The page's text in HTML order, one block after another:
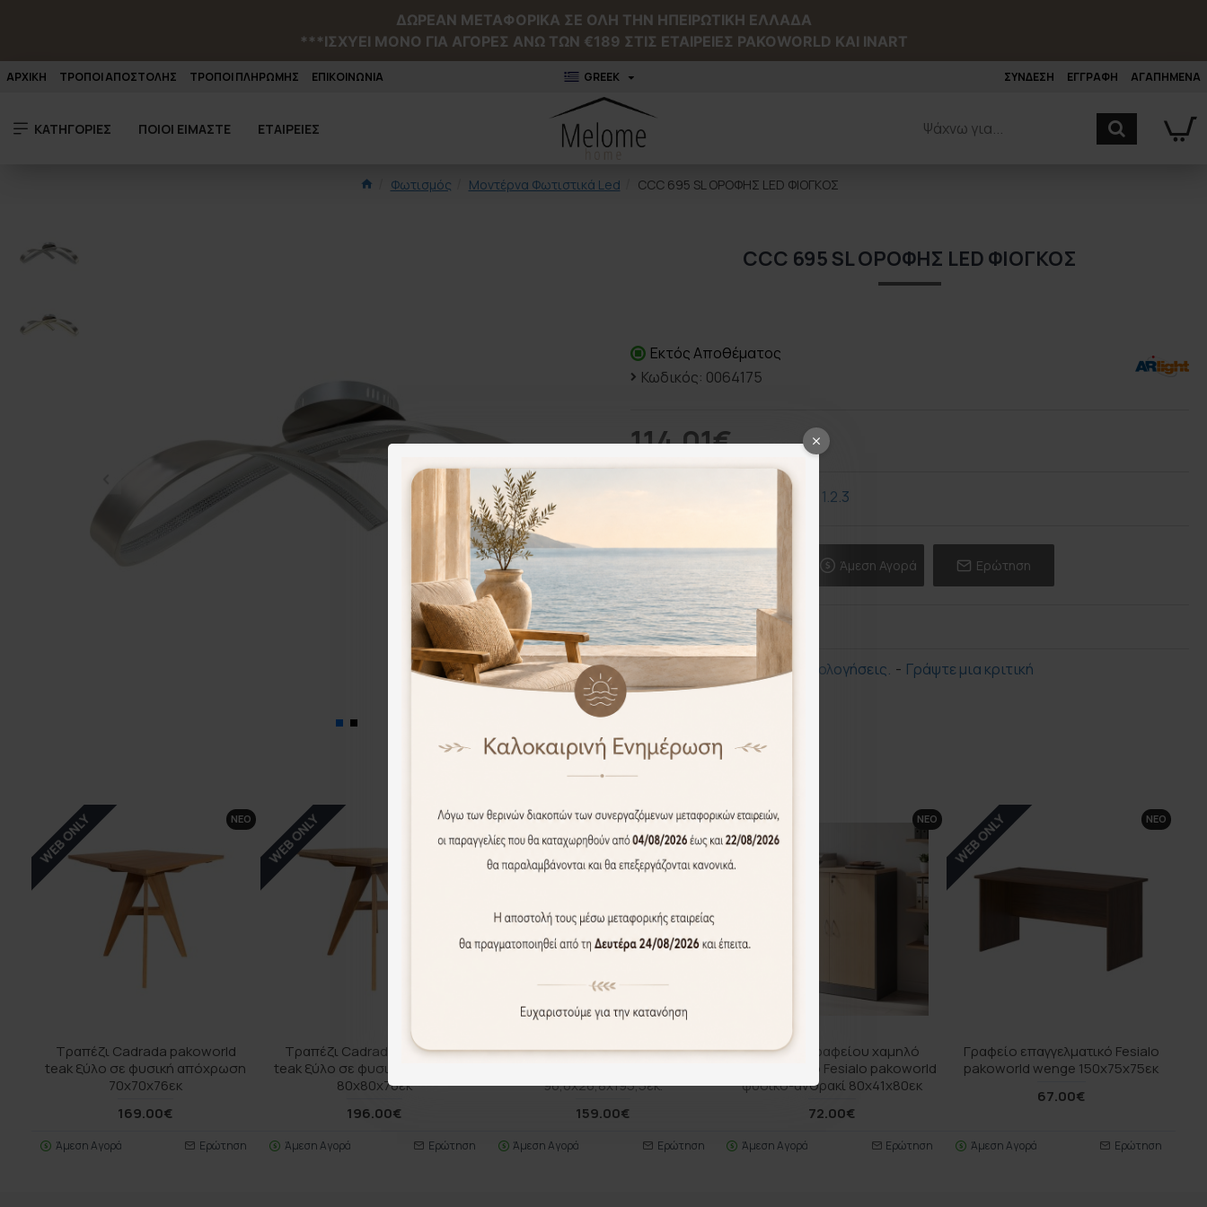
ΔΩΡΕΑΝ ΜΕΤΑΦΟΡΙΚΑ ΣΕ ΟΛΗ ΤΗΝ ΗΠΕΙΡΩΤΙΚΗ ΕΛΛΑΔΑ
***ΙΣΧΥΕΙ MONO ΓΙΑ ΑΓΟΡΕΣ ΑΝΩ ΤΩΝ €189 ΣΤΙΣ ΕΤΑΙΡΕΙΕΣ PAKOWORLD ΚΑΙ INART
ΑΡΧΙΚΗ ΤΡΟΠΟΙ ΑΠΟΣΤΟΛΗΣ ΤΡΟΠΟΙ ΠΛΗΡΩΜΗΣ ΕΠΙΚΟΙΝΩΝΙΑ GREEK ΣΥΝΔΕΣΗ ΕΓΓΡΑΦΗ ΑΓΑΠΗΜΕΝΑ
ΚΑΤΗΓΟΡΙΕΣ ΠΟΙΟΙ ΕΙΜΑΣΤΕ ΕΤΑΙΡΕΙΕΣ
Φωτισμός Μοντέρνα Φωτιστικά Led CCC 695 SL ΟΡΟΦΗΣ LED ΦΙΟΓΚΟΣ
CCC 695 SL ΟΡΟΦΗΣ LED ΦΙΟΓΚΟΣ
Εκτός Αποθέματος
Κωδικός: 0064175
Σύμφωνα με 0 αξιολογήσεις. - Γράψτε μια κριτική
114.01€
Άμεση Αγορά Ερώτηση
Επιθυμητό Σύγκριση
Προτίμηση Πελατών
ΝΕΟ
WEB ONLY
Τραπέζι Cadrada pakoworld
teak ξύλο σε φυσική απόχρωση
70x70x76εκ
169.00€
Άμεση Αγορά Ερώτηση
ΝΕΟ
WEB ONLY
Τραπέζι Cadrada pakoworld
teak ξύλο σε φυσική απόχρωση
80x80x76εκ
196.00€
Άμεση Αγορά Ερώτηση
ΝΕΟ
WEB ONLY
Έπιπλο εισόδου Elois Megapap
96,6x26,8x195,5εκ.
159.00€
Άμεση Αγορά Ερώτηση
ΝΕΟ
WEB ONLY
Ντουλάπι γραφείου χαμηλό
επαγγελματικό Fesialo pakoworld
φυσικό-ανθρακί 80x41x80εκ
72.00€
Άμεση Αγορά Ερώτηση
ΝΕΟ
WEB ONLY
Γραφείο επαγγελματικό Fesialo
pakoworld wenge 150x75x75εκ
67.00€
Άμεση Αγορά Ερώτηση